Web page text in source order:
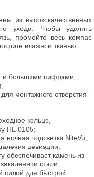
из высококачественных
ухода. Чтобы удалить
промойте весь компас
влажной тканью.
и большими цифрами;
монтажного отверстия -
кольцо,
HL-0105;
ночная подсветка NiteVu;
девиации;
обеспечивает камень из
стали;
силой для быстрой